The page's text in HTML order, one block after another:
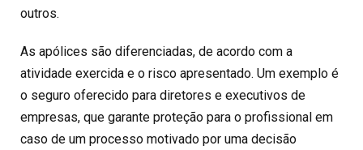
outros.
As apólices são diferenciadas, de acordo com a
atividade exercida e o risco apresentado. Um exemplo é
o seguro oferecido para diretores e executivos de
empresas, que garante proteção para o profissional em
caso de um processo motivado por uma decisão